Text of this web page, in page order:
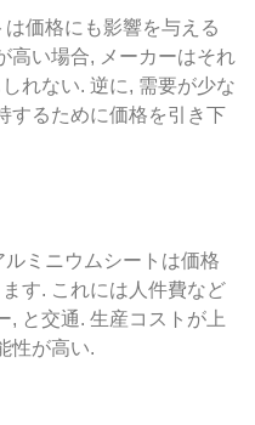
価格にも影響を与える
高い場合, メーカーはそれ
れない. 逆に, 需要が少な
するために価格を引き下
ミニウムシートは価格
す. これには人件費など
, と交通. 生産コストが上
性が高い.